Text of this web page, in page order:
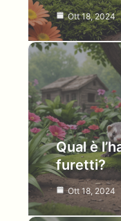
Ott 18, 2024
Qual è
furetti?
Ott 18, 2024